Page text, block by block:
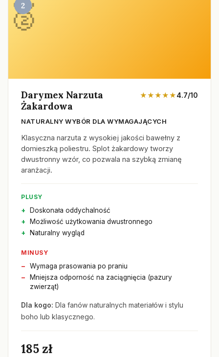
2
Darymex Narzuta
Żakardowa
★★★★★4.7/10
NATURALNY WYBÓR DLA WYMAGAJĄCYCH
Klasyczna narzuta z wysokiej jakości bawełny z
domieszką poliestru. Splot żakardowy tworzy
dwustronny wzór, co pozwala na szybką zmianę
aranżacji.
PLUSY
Doskonała oddychalność
Możliwość użytkowania dwustronnego
Naturalny wygląd
MINUSY
Wymaga prasowania po praniu
Mniejsza odporność na zaciągnięcia (pazury
zwierząt)
Dla kogo: Dla fanów naturalnych materiałów i stylu
boho lub klasycznego.
185 zł